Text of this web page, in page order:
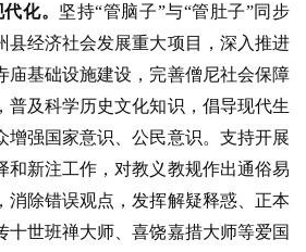
化。 坚持“管脑子”与“管肚子”同步
县经济社会发展重大项目，深入推进
庙基础设施建设，完善僧尼社会保障
普及科学历史文化知识，倡导现代生
增强国家意识、公民意识。支持开展
和新注工作，对教义教规作出通俗易
消除错误观点，发挥解疑释惑、正本
十世班禅大师、喜饶嘉措大师等爱国